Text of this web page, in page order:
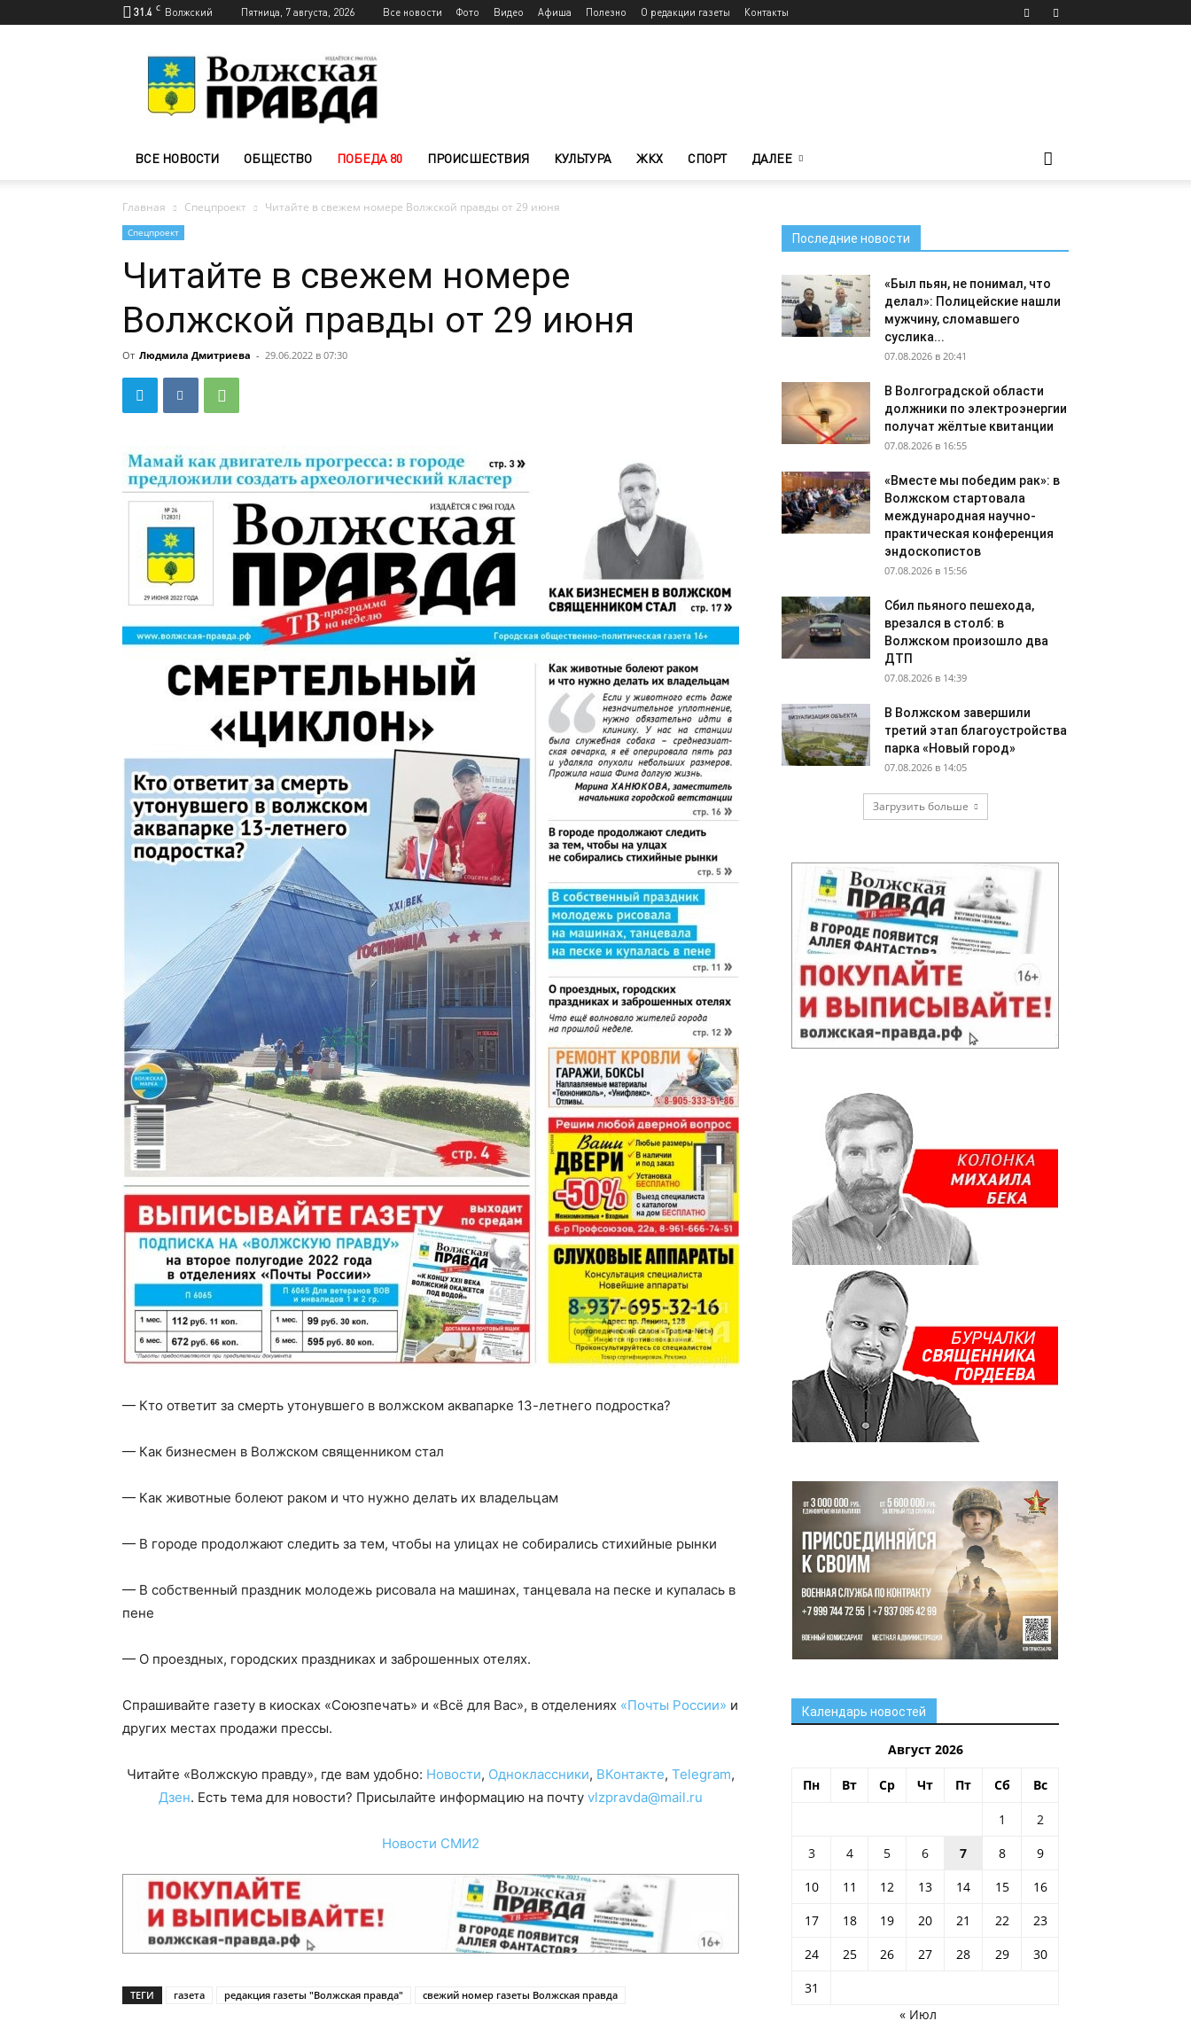
31.4 C Волжский Пятница, 7 августа, 2026 Все новости Фото Видео Афиша Полезно О редакции газеты Контакты
Волжского
—
Волжская
ВСЕ НОВОСТИ ОБЩЕСТВО ПОБЕДА 80 ПРОИСШЕСТВИЯ КУЛЬТУРА ЖКХ СПОРТ ДАЛЕЕ
Главная Спецпроект Читайте в свежем номере Волжской правды от 29 июня
Спецпроект
Читайте в свежем номере
Волжской правды от 29 июня
От Людмила Дмитриева - 29.06.2022 в 07:30
— Кто ответит за смерть утонувшего в волжском аквапарке 13-летнего подростка?
— Как бизнесмен в Волжском священником стал
— Как животные болеют раком и что нужно делать их владельцам
— В городе продолжают следить за тем, чтобы на улицах не собирались стихийные рынки
— В собственный праздник молодежь рисовала на машинах, танцевала на песке и купалась в
пене
— О проездных, городских праздниках и заброшенных отелях.
Спрашивайте газету в киосках «Союзпечать» и «Всё для Вас», в отделениях «Почты России» и
других местах продажи прессы.
Читайте «Волжскую правду», где вам удобно: Новости, Одноклассники, ВКонтакте, Telegram,
Дзен. Есть тема для новости? Присылайте информацию на почту vlzpravda@mail.ru
Новости СМИ2
ТЕГИ газета редакция газеты "Волжская правда" свежий номер газеты Волжская правда
Последние новости
«Был пьян, не понимал, что
делал»: Полицейские нашли
мужчину, сломавшего
суслика...
07.08.2026 в 20:41
В Волгоградской области
должники по электроэнергии
получат жёлтые квитанции
07.08.2026 в 16:55
«Вместе мы победим рак»: в
Волжском стартовала
международная научно-
практическая конференция
эндоскопистов
07.08.2026 в 15:56
Сбил пьяного пешехода,
врезался в столб: в
Волжском произошло два
ДТП
07.08.2026 в 14:39
В Волжском завершили
третий этап благоустройства
парка «Новый город»
07.08.2026 в 14:05
Загрузить больше
Календарь новостей
Август 2026
Пн Вт Ср Чт Пт Сб Вс
1
2
3
4 5 6 7 8
9
10
11 12 13 14 15
16
17
18 19 20 21 22
23
24
25 26 27 28 29
30
31
« Июл